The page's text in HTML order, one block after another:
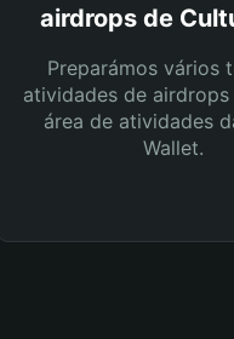
airdrops de
Preparámos vários
atividades de airdrops
área de atividades
Wallet.